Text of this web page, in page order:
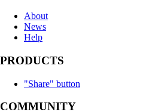
About
News
Help
PRODUCTS
"Share" button
COMMUNITY